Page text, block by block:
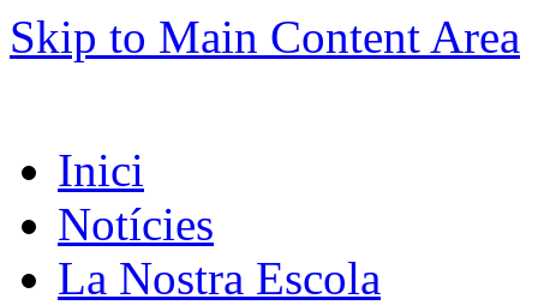
Skip to Main Content Area
Inici
Notícies
La Nostra Escola